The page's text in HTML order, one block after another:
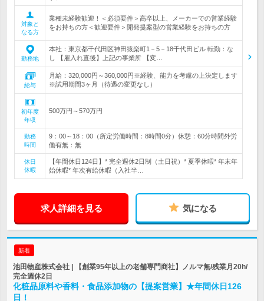
対象と
なる方
業種未経験歓迎！＜必須要件＞高卒以上、メーカーでの営業経験
をお持ちの方＜歓迎要件＞開発提案型の営業経験をお持ちの方
勤務地
本社：東京都千代田区神田猿楽町1－5－18千代田ビル 転勤：な
し 【雇入れ直後】上記の事業所 【変…
給与
月給：320,000円～360,000円※経験、能力を考慮の上決定します
※試用期間3ヶ月（待遇の変更なし）
初年度
年収
500万円～570万円
勤務
時間
9：00～18：00（所定労働時間：8時間0分）休憩：60分時間外労
働有無：無
休日
休暇
【年間休日124日】* 完全週休2日制（土日祝）* 夏季休暇* 年末年
始休暇* 年次有給休暇（入社半…
求人詳細を見る 気になる
新着
池田物産株式会社 | 【創業95年以上の老舗専門商社】ノルマ無/残業月20h/
完全週休2日
化粧品原料や香料・食品添加物の【提案営業】★年間休日126
日！